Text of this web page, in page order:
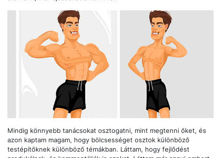
Mindig könnyebb tanácsokat osztogatni, mint megtenni őket, és
azon kaptam magam, hogy bölcsességet osztok különböző
testépítőknek különböző témákban. Láttam, hogy fejlődést